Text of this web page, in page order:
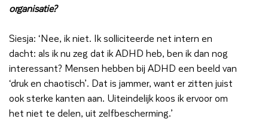
organisatie?
Siesja: ‘Nee, ik niet. Ik solliciteerde net intern en
dacht: als ik nu zeg dat ik ADHD heb, ben ik dan nog
interessant? Mensen hebben bij ADHD een beeld van
‘druk en chaotisch’. Dat is jammer, want er zitten juist
ook sterke kanten aan. Uiteindelijk koos ik ervoor om
het niet te delen, uit zelfbescherming.’